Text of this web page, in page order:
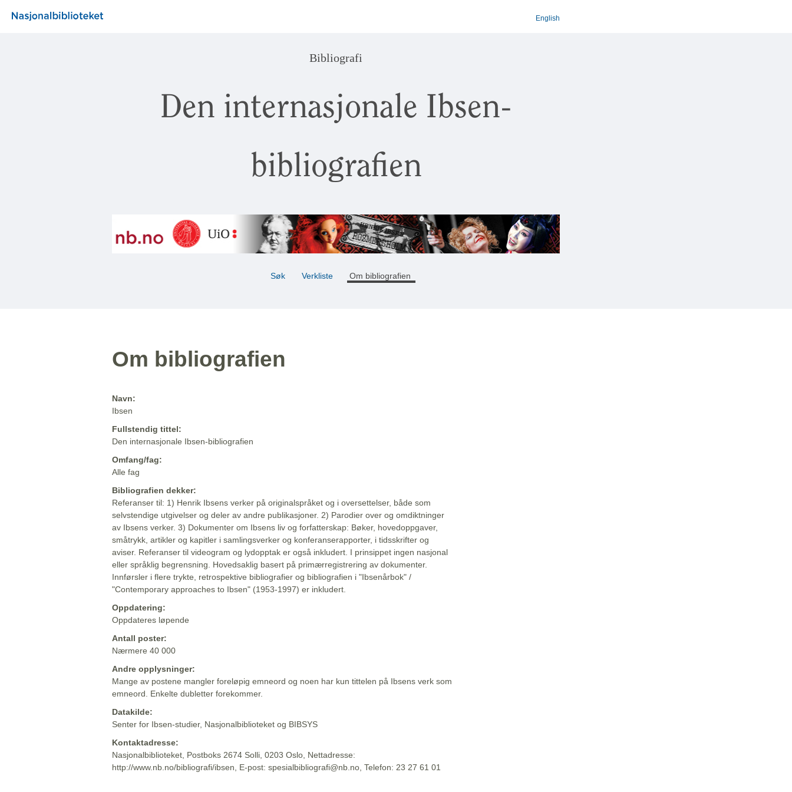
English
Bibliografi
Den internasjonale Ibsen-
bibliografien
Søk Verkliste Om bibliografien
Om bibliografien
Navn:
Ibsen
Fullstendig tittel:
Den internasjonale Ibsen-bibliografien
Omfang/fag:
Alle fag
Bibliografien dekker:
Referanser til: 1) Henrik Ibsens verker på originalspråket og i oversettelser, både som
selvstendige utgivelser og deler av andre publikasjoner. 2) Parodier over og omdiktninger
av Ibsens verker. 3) Dokumenter om Ibsens liv og forfatterskap: Bøker, hovedoppgaver,
småtrykk, artikler og kapitler i samlingsverker og konferanserapporter, i tidsskrifter og
aviser. Referanser til videogram og lydopptak er også inkludert. I prinsippet ingen nasjonal
eller språklig begrensning. Hovedsaklig basert på primærregistrering av dokumenter.
Innførsler i flere trykte, retrospektive bibliografier og bibliografien i "Ibsenårbok" /
"Contemporary approaches to Ibsen" (1953-1997) er inkludert.
Oppdatering:
Oppdateres løpende
Antall poster:
Nærmere 40 000
Andre opplysninger:
Mange av postene mangler foreløpig emneord og noen har kun tittelen på Ibsens verk som
emneord. Enkelte dubletter forekommer.
Datakilde:
Senter for Ibsen-studier, Nasjonalbiblioteket og BIBSYS
Kontaktadresse:
Nasjonalbiblioteket, Postboks 2674 Solli, 0203 Oslo, Nettadresse:
http://www.nb.no/bibliografi/ibsen, E-post: spesialbibliografi@nb.no, Telefon: 23 27 61 01